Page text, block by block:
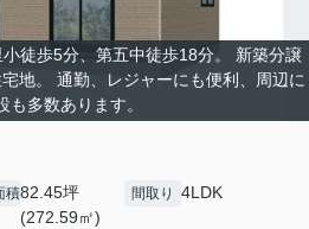
小徒歩5分、第五中徒歩18分。 新築分譲
地。 通勤、レジャーにも便利、周辺に
も多数あります。
積82.45坪
(272.59㎡)
間取り 4LDK